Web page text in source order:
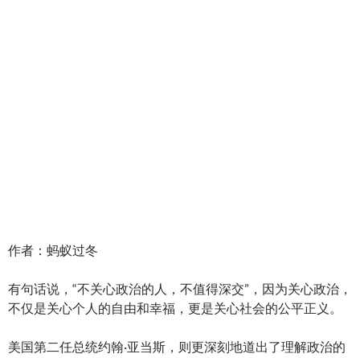
作者：蚂蚁过冬
有句话说，“不关心政治的人，不值得深交”，因为关心政治，
不仅是关心个人的自由和幸福，更是关心社会的公平正义。
美国第二任总统约翰·亚当斯，则更深刻地道出了理解政治的